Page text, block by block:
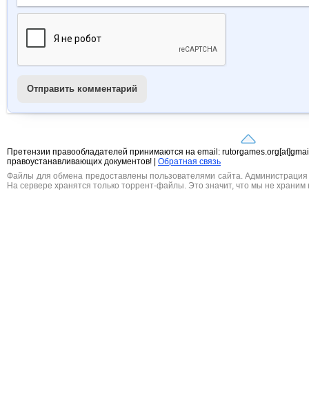
Отправить комментарий
Претензии правообладателей принимаются на email:
правоустанавливающих документов! |
Обратная связь
Файлы для обмена предоставлены пользователями сайта. Администрация
На сервере хранятся только торрент-файлы. Это значит, что мы не